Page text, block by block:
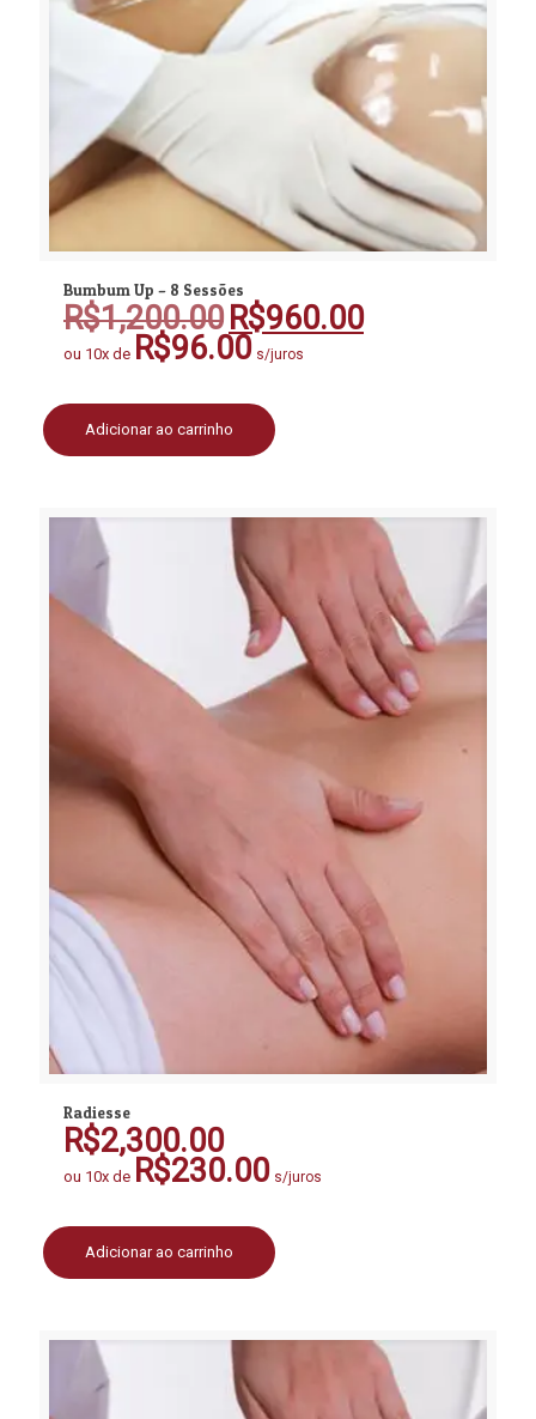
Bumbum Up – 8 Sessões
R$1,200.00 O
preço
original
R$1,200.00.
R$960.00O
preço
ou 10x de R$96.00 s/juros
Adicionar ao carrinho
Radiesse
R$2,300.00
ou 10x de R$230.00 s/juros
Adicionar ao carrinho